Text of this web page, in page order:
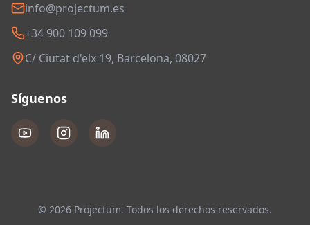
info@projectum.es
+34 900 109 099
C/ Ciutat d'elx 19, Barcelona, 08027
Síguenos
© 2026 Projectum. Todos los derechos reservados.